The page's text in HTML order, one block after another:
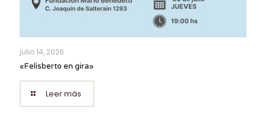
julio 14, 2026
«Felisberto en gira»
Leer más